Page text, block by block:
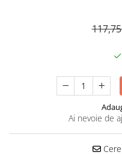
Ai nevoie de